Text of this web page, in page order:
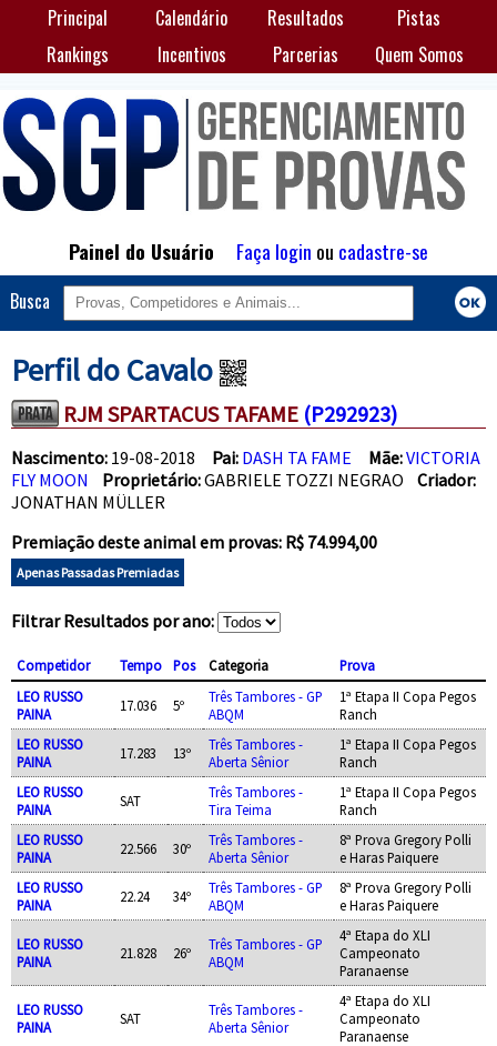
Principal Calendário Resultados
Pistas
Rankings
Incentivos Parcerias Quem Somos
Painel do Usuário Faça login ou cadastre-se
Busca
Perfil do Cavalo
RJM SPARTACUS TAFAME (P292923)
Nascimento: 19-08-2018 Pai: DASH TA FAME Mãe:VICTORIA
FLY MOON
Proprietário:GABRIELE TOZZI NEGRAO Criador:
JONATHAN MÜLLER
Premiação deste animal em provas: R$ 74.994,00
Apenas Passadas Premiadas
Filtrar Resultados por ano:
Competidor Tempo Pos Categoria
Prova
LEO RUSSO
PAINA
17.036 5º
Três Tambores - GP
ABQM
1ª Etapa II Copa Pegos
Ranch
LEO RUSSO
PAINA
17.283 13º
Três Tambores -
Aberta Sênior
1ª Etapa II Copa Pegos
Ranch
LEO RUSSO
PAINA
SAT
Três Tambores -
Tira Teima
1ª Etapa II Copa Pegos
Ranch
LEO RUSSO
PAINA
22.566 30º
Três Tambores -
Aberta Sênior
8ª Prova Gregory Polli
e Haras Paiquere
LEO RUSSO
PAINA
22.24 34º
Três Tambores - GP
ABQM
8ª Prova Gregory Polli
e Haras Paiquere
LEO RUSSO
PAINA
21.828 26º
Três Tambores - GP
ABQM
4ª Etapa do XLI
Campeonato
Paranaense
LEO RUSSO
PAINA
SAT
Três Tambores -
Aberta Sênior
4ª Etapa do XLI
Campeonato
Paranaense